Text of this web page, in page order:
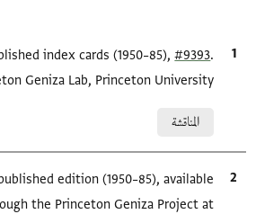
الاقتباس المرجعيindex cards (1950–85),#9393
Geniza Lab, Princeton University.
المناقشة
الاقتباس المرجعي
edition (1950–85), available
the Princeton Geniza Project at